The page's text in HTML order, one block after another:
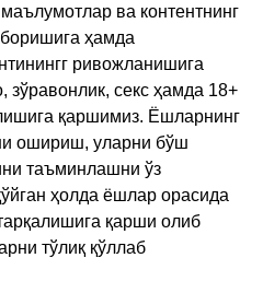
ва контентнинг
ҳамда
ривожланишига
зўравонлик, секс ҳамда 18+
қаршимиз. Ёшларнинг
ошириш, уларни бўш
таъминлашни ўз
ҳолда ёшлар орасида
қарши олиб
тўлиқ қўллаб